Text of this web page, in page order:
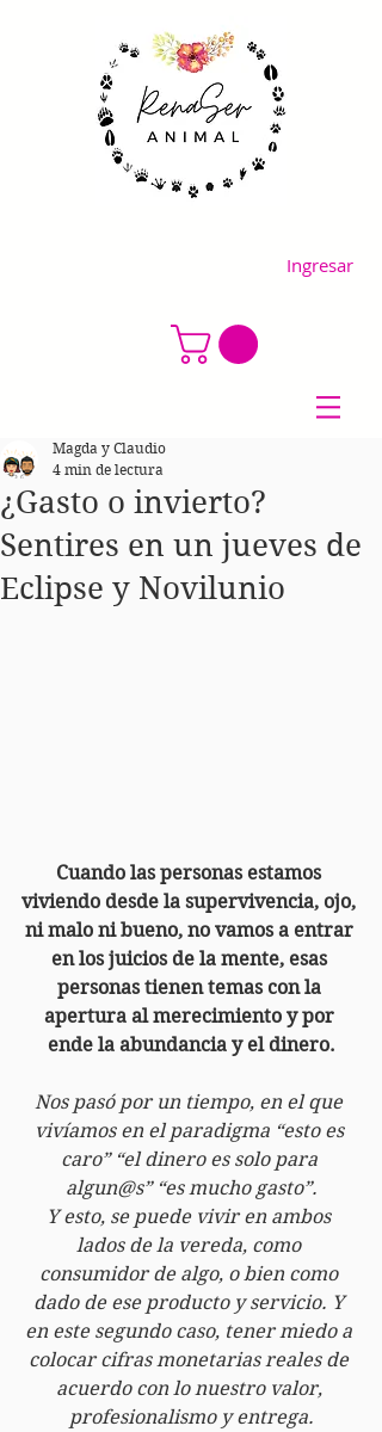
Ingresar
¿Gasto o invierto?
Sentires en un jueves de
Eclipse y Novilunio
Magda y Claudio
4 min de lectura
Cuando las personas estamos
viviendo desde la supervivencia, ojo,
ni malo ni bueno, no vamos a entrar
en los juicios de la mente, esas
personas tienen temas con la
apertura al merecimiento y por
ende la abundancia y el dinero.
Nos pasó por un tiempo, en el que
vivíamos en el paradigma “esto es
caro” “el dinero es solo para
algun@s” “es mucho gasto”.
Y esto, se puede vivir en ambos
lados de la vereda, como
consumidor de algo, o bien como
dado de ese producto y servicio. Y
en este segundo caso, tener miedo a
colocar cifras monetarias reales de
acuerdo con lo nuestro valor,
profesionalismo y entrega.